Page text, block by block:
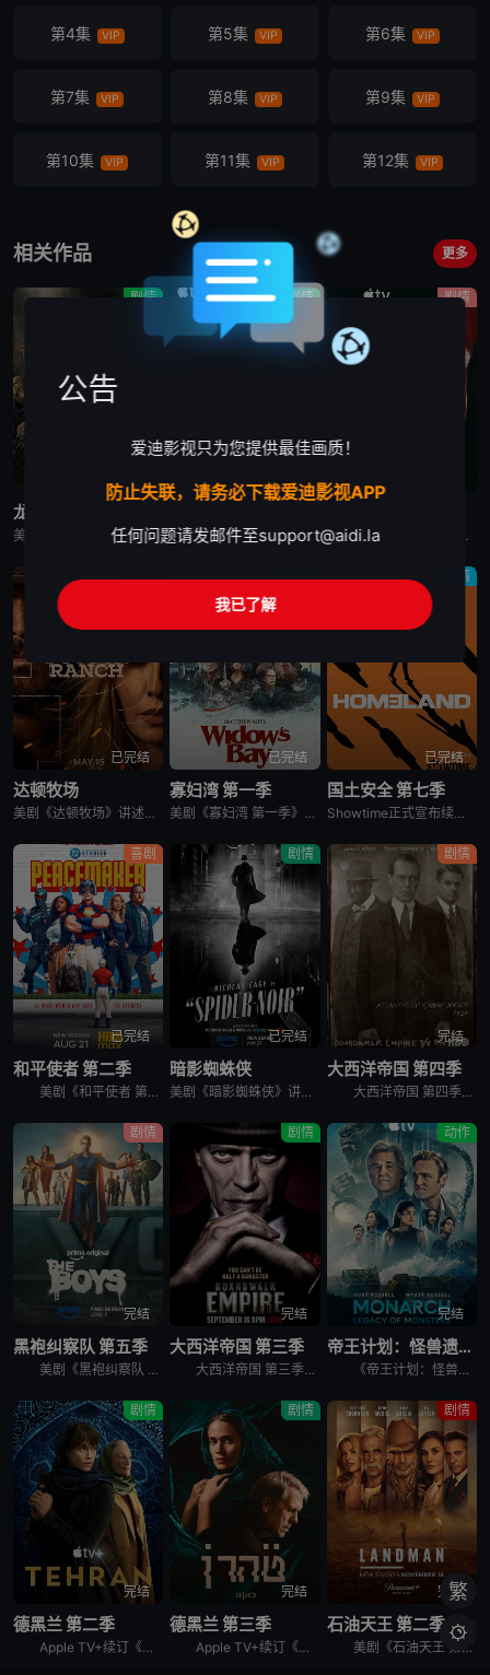
第4集 VIP 第5集 VIP 第6集 VIP
第7集 VIP 第8集 VIP 第9集 VIP
第10集 VIP 第11集 VIP 第12集 VIP
相关作品 更多
剧情
更新至第7集
龙之家族 第三季
美剧《龙之家族 第三季》，铁王座面前，绝无怜悯。
剧情
更新至第4集
美剧《末日地堡 第三季》又名：羊毛战记,羊毛记,Silo Season 3，讲述了：当下，Juliette Nichols在被迫接受“净化”后幸存下来，但记忆却已丧失，而地堡正从叛乱中恢复，并面临着新
剧情
美剧《星城》为太空竞赛题材剧《为全人类》的衍生剧，是同一设定下的全新篇章。《星城》将我们带回太空竞赛另类历史重述的关键时刻——苏联成为首个实现载人登月的国家。但这次，我们将从铁幕后方探索这个故事，展现
已完结
达顿牧场
美剧《达顿牧场》讲述了，抛开《黄石》时期经历的阴影，Beth和Rip努力共筑未来，但他们遭遇了残酷的新现实，以及一家不择手段、只为保住自己帝国的无情敌对牧场。在南得克萨斯州，血脉之深远胜于一切，宽恕转
已完结
寡妇湾 第一季
美剧《寡妇湾 第一季》讲述了，新英格兰外海40英里处的寡妇湾，终年被迷雾笼罩。这里流传着百年前的海难传说，所有出海的渔民葬身深海，只留下满岛寡妇与一道血色诅咒。新任市长汤姆·洛夫蒂斯决心振兴衰败的小镇
剧情
已完结
国土安全 第七季
Showtime正式宣布续订《国土安全》第7季。
喜剧
已完结
和平使者 第二季
美剧《和平使者 第二季》英文名为：Peacemaker Season 2。和平使者的正义联盟面试似乎不太顺利，同时他和朋友们面对着天眼局的威胁，必须比以往更加团结。
剧情
已完结
暗影蜘蛛侠
美剧《暗影蜘蛛侠》讲述了，私家侦探本·莱利接下了几个看似简单的案子…结果却被黑帮、怪物和一个神秘的蛇蝎美人卷入一张阴谋之网，使他不得不再度面对自己曾经的身份：纽约唯一的超级英雄&quot;蜘蛛&quo
剧情
完结
大西洋帝国 第四季
大西洋帝国 第四季英文名为Boardwalk Empire Season 4，在第三季播出三集后，《大西洋帝国 Boardwalk Empire》得到了HBO台新季即第四季的预订。 &nbsp;
剧情
完结
黑袍纠察队 第五季
美剧《黑袍纠察队 第五季》讲述了，这是祖国人的世界，完全受制于他反复无常、自大狂妄的意志。休伊、母乳和法兰奇被囚禁在一个“自由营”里。星光努力组织抵抗，对抗压倒性的超级英雄力量。喜美子下落不明。但
剧情
完结
大西洋帝国 第三季
大西洋帝国 第三季英文名为Boardwalk Empire Season 3，屡获殊荣的《大西洋帝国》（Boardwalk Empire）第三季将于北京时间9月17日播出，本季为12集。 &nbs
动作
完结
帝王计划：怪兽遗产 第二季
《帝王计划：怪兽遗产 第二季》讲述了，泰坦X并非普通的怪兽，它本身就是一场活生生的灾难。当它巨大的、散发着生物光辉的身躯冲破海面时，整个世界仿佛都屏住了呼吸。在第二季中，泰坦X成为了谜团的核心——
剧情
完结
德黑兰 第二季
Apple TV+续订《德黑兰》第二季。
剧情
完结
德黑兰 第三季
Apple TV+续订《德黑兰》第三季，休·劳瑞加盟。
剧情
完结
石油天王 第二季
美剧《石油天王 第二季》，Paramount+续订第二季。
繁

公告
爱迪影视只为您提供最佳画质！
防止失联，请务必下载爱迪影视APP
任何问题请发邮件至support@aidi.la
我已了解